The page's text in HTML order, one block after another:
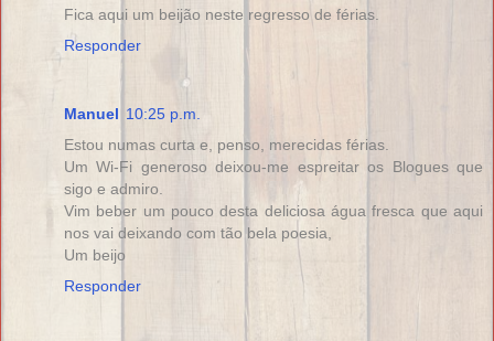
Fica aqui um beijão neste regresso de férias.
Responder
Manuel 10:25 p.m.
Estou numas curta e, penso, merecidas férias.
Um Wi-Fi generoso deixou-me espreitar os Blogues que
sigo e admiro.
Vim beber um pouco desta deliciosa água fresca que aqui
nos vai deixando com tão bela poesia,
Um beijo
Responder